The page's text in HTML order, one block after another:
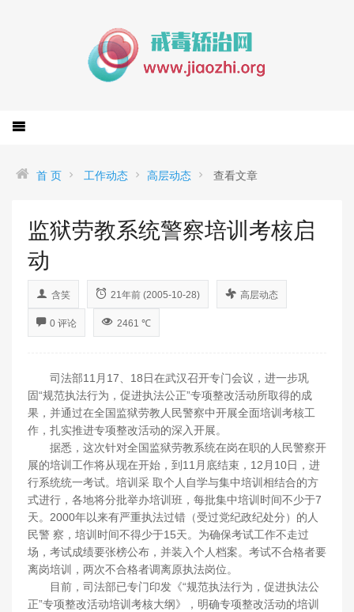
首 页 工作动态 高层动态 查看文章
监狱劳教系统警察培训考核启
动
含笑 21年前 (2005-10-28) 高层动态
0 评论 2461 ℃
司法部11月17、18日在武汉召开专门会议，进一步巩
固“规范执法行为，促进执法公正”专项整改活动所取得的成
果，并通过在全国监狱劳教人民警察中开展全面培训考核工
作，扎实推进专项整改活动的深入开展。
据悉，这次针对全国监狱劳教系统在岗在职的人民警察开
展的培训工作将从现在开始，到11月底结束，12月10日，进
行系统统一考试。培训采 取个人自学与集中培训相结合的方
式进行，各地将分批举办培训班，每批集中培训时间不少于7
天。2000年以来有严重执法过错（受过党纪政纪处分）的人
民警 察，培训时间不得少于15天。为确保考试工作不走过
场，考试成绩要张榜公布，并装入个人档案。考试不合格者要
离岗培训，两次不合格者调离原执法岗位。
目前，司法部已专门印发《“规范执法行为，促进执法公
正”专项整改活动培训考核大纲》，明确专项整改活动的培训